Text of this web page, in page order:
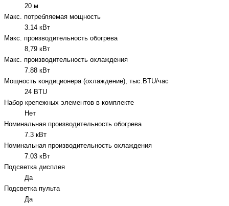
20 м
Макс. потребляемая мощность
3.14 кВт
Макс. производительность обогрева
8,79 кВт
Макс. производительность охлаждения
7.88 кВт
Мощность кондиционера (охлаждение), тыс.BTU/час
24 BTU
Набор крепежных элементов в комплекте
Нет
Номинальная производительность обогрева
7.3 кВт
Номинальная производительность охлаждения
7.03 кВт
Подсветка дисплея
Да
Подсветка пульта
Да